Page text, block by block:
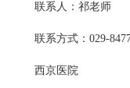
联系人：祁老师
联系方式：029-
西京医院